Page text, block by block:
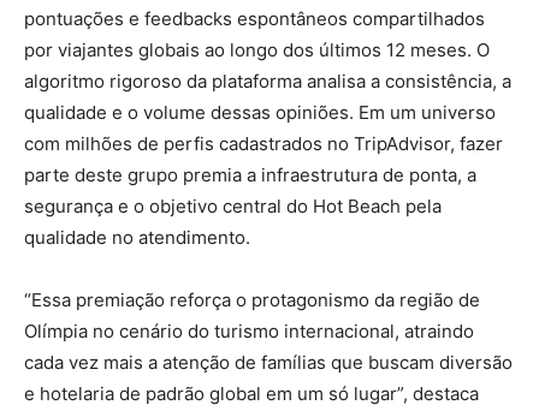
pontuações e feedbacks espontâneos compartilhados
por viajantes globais ao longo dos últimos 12 meses. O
algoritmo rigoroso da plataforma analisa a consistência, a
qualidade e o volume dessas opiniões. Em um universo
com milhões de perfis cadastrados no TripAdvisor, fazer
parte deste grupo premia a infraestrutura de ponta, a
segurança e o objetivo central do Hot Beach pela
qualidade no atendimento.
“Essa premiação reforça o protagonismo da região de
Olímpia no cenário do turismo internacional, atraindo
cada vez mais a atenção de famílias que buscam diversão
e hotelaria de padrão global em um só lugar”, destaca